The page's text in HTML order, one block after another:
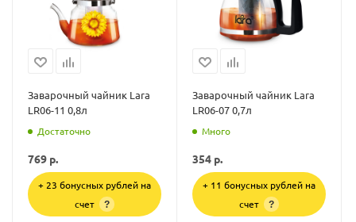
Заварочный чайник Lara
LR06-11 0,8л
Достаточно
769 р.
+ 23 бонусных рублей на
счет
?
Заварочный чайник Lara
LR06-07 0,7л
Много
354 р.
+ 11 бонусных рублей на
счет
?